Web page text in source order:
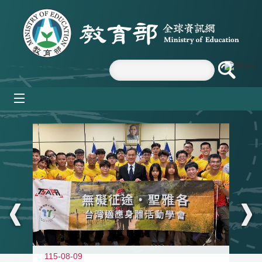
跳到主要內容區塊
:::
115-08-09